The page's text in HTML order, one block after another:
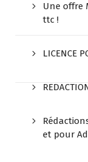
Une offre
ttc !
LICENCE
et pour